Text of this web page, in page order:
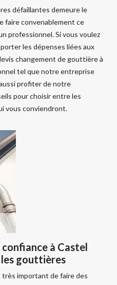
défaillantes demeure le
faire convenablement ce
professionnel. Si vous voulez
les dépenses liées aux
changement de gouttière à
tel que notre entreprise
profiter de notre
pour choisir entre les
vous conviendront.
à Castel
gouttières
très important de faire des